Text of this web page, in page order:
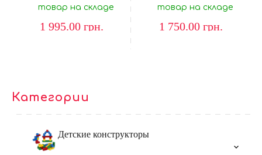
товар на складе
1 995.00 грн.
товар на складе
1 750.00 грн.
Категории
Детские конструкторы